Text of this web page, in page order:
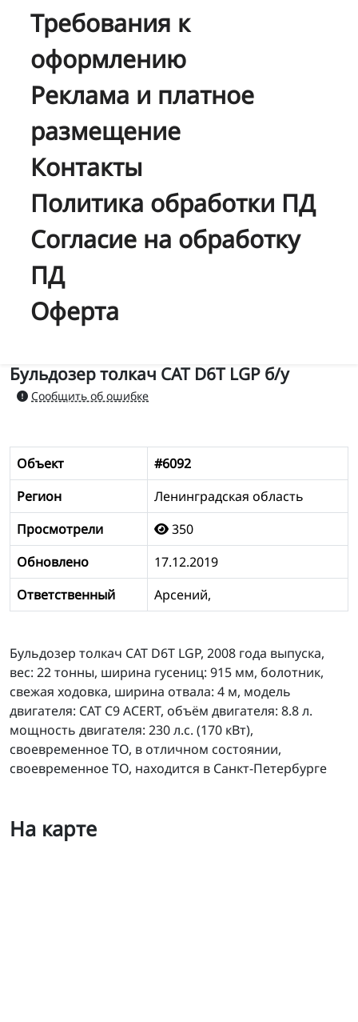
Требования к
оформлению
Реклама и платное
размещение
Контакты
Политика обработки ПД
Согласие на обработку
ПД
Оферта
Бульдозер толкач CAT D6T LGP б/у
Сообщить об ошибке
Объект
#6092
Регион
Ленинградская область
Просмотрели
350
Обновлено
17.12.2019
Ответственный
Арсений,
Бульдозер толкач CAT D6T LGP, 2008 года выпуска,
вес: 22 тонны, ширина гусениц: 915 мм, болотник,
свежая ходовка, ширина отвала: 4 м, модель
двигателя: CAT C9 ACERT, объём двигателя: 8.8 л.
мощность двигателя: 230 л.с. (170 кВт),
своевременное ТО, в отличном состоянии,
своевременное ТО, находится в Санкт-Петербурге
На карте